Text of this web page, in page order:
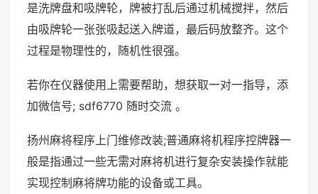
是洗牌盘和吸牌轮，牌被打乱后通过机械搅拌，然后
由吸牌轮一张张吸起送入牌道，最后码放整齐。这个
过程是物理性的，随机性很强。
若你在仪器使用上需要帮助，想获取一对一指导，添
加微信号; sdf6770 随时交流 。
扬州麻将程序上门维修改装;普通麻将机程序控牌器一
般是指通过一些无需对麻将机进行复杂安装操作就能
实现控制麻将牌功能的设备或工具。